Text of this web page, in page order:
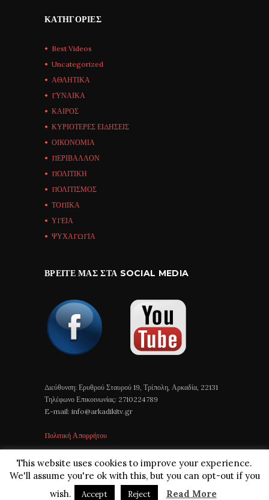
ΚΑΤΗΓΟΡΊΕΣ
Best Videos
Uncategorized
ΑΘΛΗΤΙΚΑ
ΓΥΝΑΙΚΑ
ΚΑΙΡΟΣ
ΚΥΡΙΟΤΕΡΕΣ ΕΙΔΗΣΕΙΣ
ΟΙΚΟΝΟΜΙΑ
ΠΕΡΙΒΑΛΛΟΝ
ΠΟΛΙΤΙΚΗ
ΠΟΛΙΤΙΣΜΟΣ
ΤΟΠΙΚΑ
ΥΓΕΙΑ
ΨΥΧΑΓΩΓΙΑ
ΒΡΕΊΤΕ ΜΑΣ ΣΤΑ SOCIAL MEDIA
Διεύθυνση: Ερυθρού Σταυρού 19, Τρίπολη, Αρκαδία, 22131
Τηλέφωνο Επικοινωνίας: 2710224789
E-mail: info@arkadikitv.gr
Πολιτική Απορρήτου
Arkadiki TV © 2018 All Rights Reserved
This website uses cookies to improve your experience.
We'll assume you're ok with this, but you can opt-out if you
wish.
Accept Reject Read More